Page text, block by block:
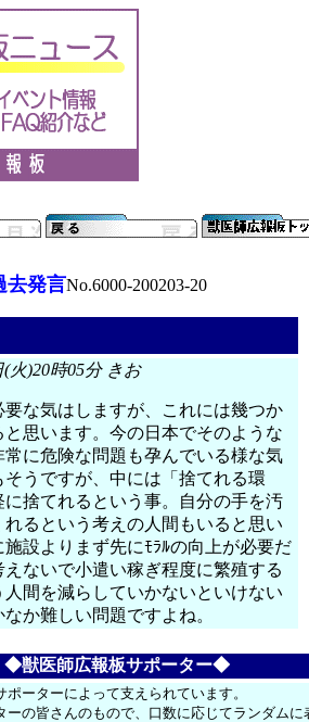
去発言No.6000-200203-20
火)20時05分 きお
な気はしますが、これには幾つか
思います。今の日本でそのような
に危険な問題も孕んでいる様な気
うですが、中には「捨てれる環
捨てれるという事。自分の手を汚
るという考えの人間もいると思い
施設よりまず先にﾓﾗﾙの向上が必要だ
ないで小遣い稼ぎ程度に繁殖する
人間を減らしていかないといけない
か難しい問題ですよね。
◆獣医師広報板サポーター◆
ーターによって支えられています。
ーの皆さんのもので、口数に応じてランダムに